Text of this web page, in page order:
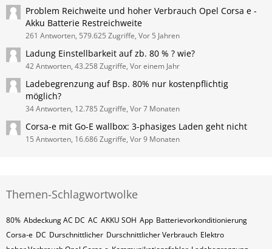
Problem Reichweite und hoher Verbrauch Opel Corsa e -
Akku Batterie Restreichweite
261 Antworten, 579.625 Zugriffe, Vor 5 Jahren
Ladung Einstellbarkeit auf zb. 80 % ? wie?
42 Antworten, 43.258 Zugriffe, Vor einem Jahr
Ladebegrenzung auf Bsp. 80% nur kostenpflichtig
möglich?
34 Antworten, 12.785 Zugriffe, Vor 7 Monaten
Corsa-e mit Go-E wallbox: 3-phasiges Laden geht nicht
15 Antworten, 16.686 Zugriffe, Vor 9 Monaten
Themen-Schlagwortwolke
80% Abdeckung AC DC AC AKKU SOH App Batterievorkonditionierung
Corsa-e DC Durschnittlicher Durschnittlicher Verbrauch Elektro